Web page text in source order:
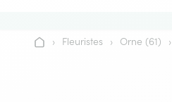
Accueil
› Fleuristes › Orne (61) ›